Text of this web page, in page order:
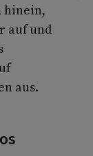
hinein,
auf und
aus.